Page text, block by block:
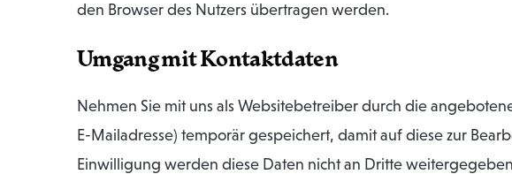
den Browser des Nutzers übertragen werden.
Umgang mit Kontaktdaten
Nehmen Sie mit uns als Websitebetreiber durch die
E-Mailadresse) temporär gespeichert, damit auf diese zur
Einwilligung werden diese Daten nicht an Dritte